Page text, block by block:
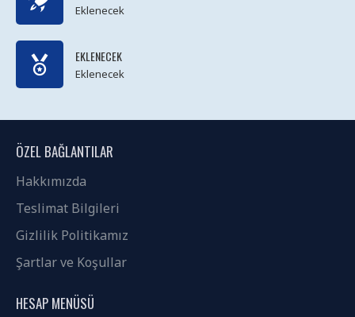
Load More button, or disable this feature entirely and
Eklenecek
EKLENECEK
Eklenecek
ÖZEL BAĞLANTILAR
Hakkımızda
Teslimat Bilgileri
Gizlilik Politikamız
Şartlar ve Koşullar
HESAP MENÜSÜ